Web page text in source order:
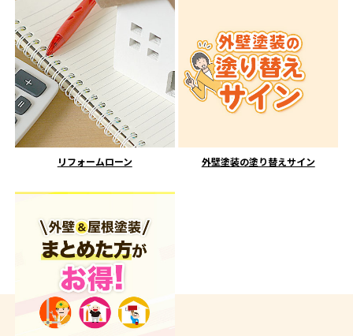
リフォームローン 外壁塗装の塗り替えサイン